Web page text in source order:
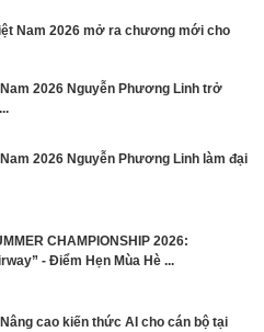
Nam 2026 mở ra chương mới cho
2026 Nguyễn Phương Linh trở
2026 Nguyễn Phương Linh làm đại
CHAMPIONSHIP 2026:
- Điểm Hẹn Mùa Hè ...
Nâng cao kiến thức AI cho cán bộ tại